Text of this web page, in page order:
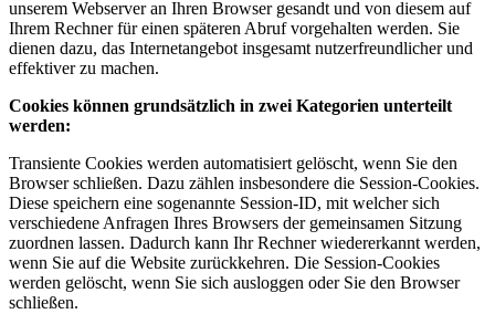
unserem Webserver an Ihren Browser gesandt und von diesem auf
Ihrem Rechner für einen späteren Abruf vorgehalten werden. Sie
dienen dazu, das Internetangebot insgesamt nutzerfreundlicher und
effektiver zu machen.
Cookies können grundsätzlich in zwei Kategorien unterteilt
werden:
Transiente Cookies werden automatisiert gelöscht, wenn Sie den
Browser schließen. Dazu zählen insbesondere die Session-Cookies.
Diese speichern eine sogenannte Session-ID, mit welcher sich
verschiedene Anfragen Ihres Browsers der gemeinsamen Sitzung
zuordnen lassen. Dadurch kann Ihr Rechner wiedererkannt werden,
wenn Sie auf die Website zurückkehren. Die Session-Cookies
werden gelöscht, wenn Sie sich ausloggen oder Sie den Browser
schließen.